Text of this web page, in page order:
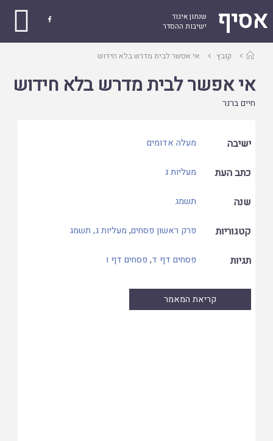
אסיף
שנתון איגוד
ישיבות ההסדר

עמודקובץ אי אפשר לבית מדרש בלא חידוש
אי אפשר לבית מדרש בלא חידוש
חיים ברנר
ישיבה מעלה אדומים
כתב העת מעליות ג
שנה תשמג
קטגוריות פרק ראשון פסחים, מעליות ג, תשמג
תגיות פסחים דף ד, פסחים דף ו
קריאת המאמר